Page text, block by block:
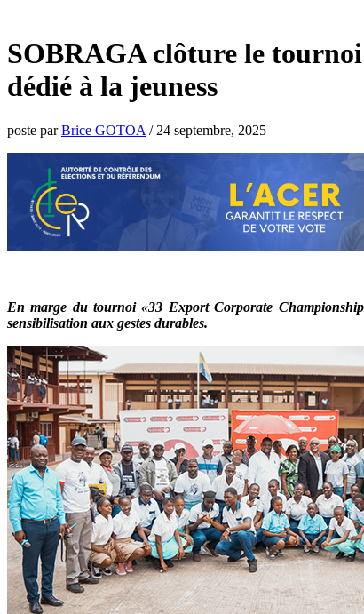
SOBRAGA clôture le
dédié à la jeuness
poste parBrice GOTOA / 24 septembre, 2025
En marge du tournoi «33 Export Corporate
sensibilisation aux gestes durables.